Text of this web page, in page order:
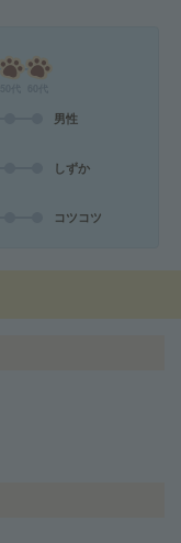
男性
しずか
コツコツ